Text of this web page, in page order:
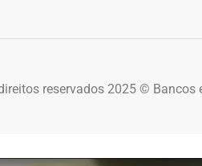
reservados 2025 © Bancos